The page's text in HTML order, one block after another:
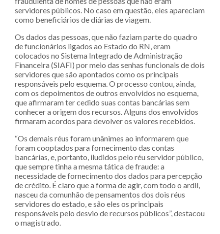
servidores públicos. No caso em questão, eles apareciam
como beneficiários de diárias de viagem.
Os dados das pessoas, que não faziam parte do quadro
de funcionários ligados ao Estado do RN, eram
colocados no Sistema Integrado de Administração
Financeira (SIAFI) por meio das senhas funcionais de dois
servidores que são apontados como os principais
responsáveis pelo esquema. O processo contou, ainda,
com os depoimentos de outros envolvidos no esquema,
que afirmaram ter cedido suas contas bancárias sem
conhecer a origem dos recursos. Alguns dos envolvidos
firmaram acordos para devolver os valores recebidos.
“Os demais réus foram unânimes ao informarem que
foram cooptados para fornecimento das contas
bancárias, e, portanto, iludidos pelo réu servidor público,
que sempre tinha a mesma tática de fraude: a
necessidade de fornecimento dos dados para percepção
de crédito. É claro que a forma de agir, com todo o ardil,
nasceu da comunhão de pensamentos dos dois réus
servidores do estado, e são eles os principais
responsáveis pelo desvio de recursos públicos”, destacou
o magistrado.